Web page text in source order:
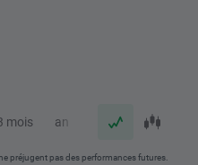
mois an
préjugent pas des performances futures.